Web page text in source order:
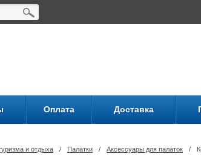
Оплата Доставка
и отдыха / Палатки / Аксессуары для палаток /